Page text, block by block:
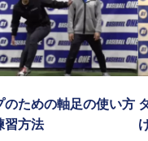
のための軸足の使い方
習方法